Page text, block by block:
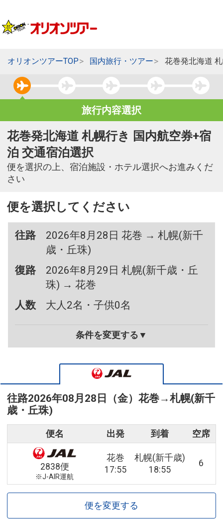
オリオンツアーTOP 国内旅行・ツアー 花巻発北海道
旅行内容選択
花巻発北海道 札幌行き 国内航空券+宿
泊 交通宿泊選択
便を選択の上、宿泊施設・ホテル選択へお進みくだ
さい
便を選択してください
往路
2026年8月28日 花巻 → 札幌(新千
歳・丘珠)
復路
2026年8月29日 札幌(新千歳・丘
珠) → 花巻
人数
大人2名・子供0名
条件を変更する▼
往路2026年08月28日（金） 花巻→札幌(新千
歳・丘珠)
便名 出発 到着 空席
2838便
※J-AIR運航
花巻
17:55
札幌(新千歳)
18:55
6
便を変更する